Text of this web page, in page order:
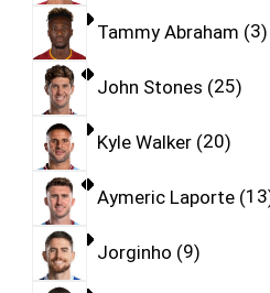
Tammy Abraham 3
John Stones 25
Kyle Walker 20
Aymeric Laporte 13
Jorginho 9